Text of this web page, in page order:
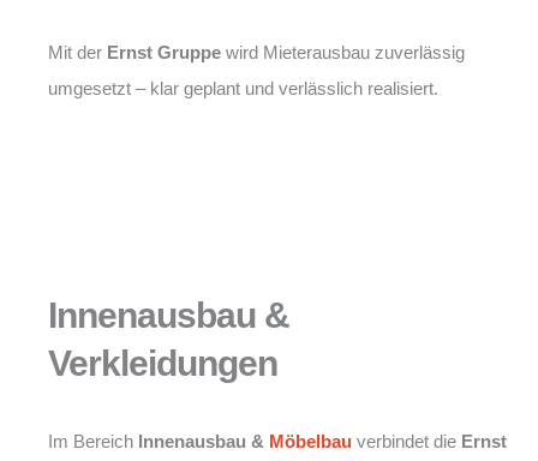
Mit der Ernst Gruppe wird Mieterausbau zuverlässig
umgesetzt – klar geplant und verlässlich realisiert.
Innenausbau &
Verkleidungen
Im Bereich Innenausbau & Möbelbau verbindet die Ernst